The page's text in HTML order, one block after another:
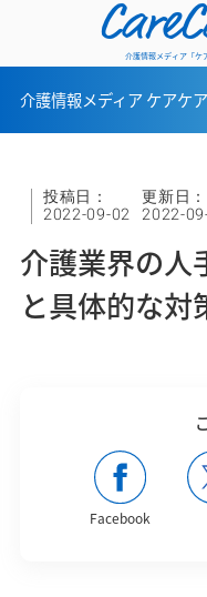
介護情報メディア「ケ
ホーム
介護士向けコラム
一般介護向けコ
ケアラー向けコ
お問い合わせ
介護情報メディア ケアケア
投稿日：
2022-09-02
更新日：
2022-
介護業界の人
と具体的な対
Facebook